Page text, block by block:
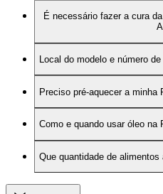
É necessário fazer a cura
Local do modelo e número
Preciso pré-aquecer a minha
Como e quando usar óleo na
Que quantidade de